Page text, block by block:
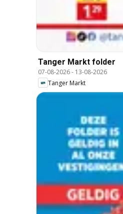
Tanger Markt folder
07-08-2026- 13-08-2026
Tanger Markt